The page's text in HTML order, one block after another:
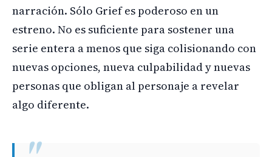
narración. Sólo Grief es poderoso en un
estreno. No es suficiente para sostener una
serie entera a menos que siga colisionando con
nuevas opciones, nueva culpabilidad y nuevas
personas que obligan al personaje a revelar
algo diferente.